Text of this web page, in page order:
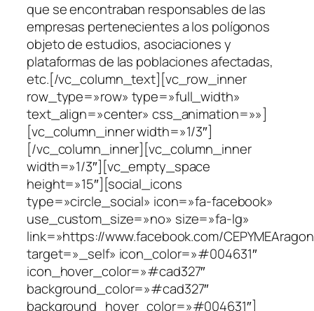
que se encontraban responsables de las
empresas pertenecientes a los polígonos
objeto de estudios, asociaciones y
plataformas de las poblaciones afectadas,
etc.[/vc_column_text][vc_row_inner
row_type=»row» type=»full_width»
text_align=»center» css_animation=»»]
[vc_column_inner width=»1/3″]
[/vc_column_inner][vc_column_inner
width=»1/3″][vc_empty_space
height=»15″][social_icons
type=»circle_social» icon=»fa-facebook»
use_custom_size=»no» size=»fa-lg»
link=»https://www.facebook.com/
target=»_self» icon_color=»#004631″
icon_hover_color=»#cad327″
background_color=»#cad327″
background_hover_color=»#004631″]